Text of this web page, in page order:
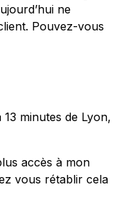
ne
Pouvez-vous
13 minutes de Lyon,
accès à mon
vous rétablir cela